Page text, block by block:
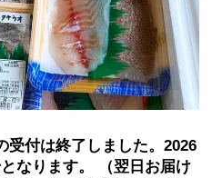
付は終了しました。2026
なります。
（翌日お届け